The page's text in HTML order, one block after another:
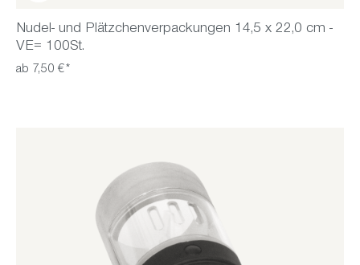
Nudel- und Plätzchenverpackungen 14,5 x 22,0 cm -
VE= 100St.
ab 7,50 €*